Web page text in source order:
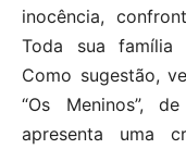
inocência,
Toda sua família
Como sugestão,
“Os Meninos”,
apresenta uma